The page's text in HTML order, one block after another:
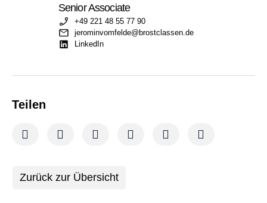
Senior Associate
+49 221 48 55 77 90
jerominvomfelde@brostclassen.de
LinkedIn
Teilen
Zurück zur Übersicht